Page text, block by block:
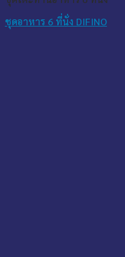
ชุดอาหาร 6 ที่นั่ง DIFINO